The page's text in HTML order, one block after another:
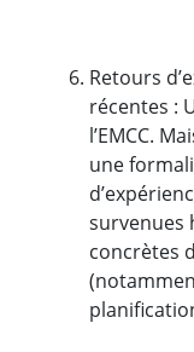
Retours
récentes :
l’EMCC.
une
survenues
concrètes